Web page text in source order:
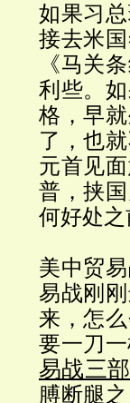
如果习
接去米
《马关
利些。
格，早
了，也
元首见
普，挟
何好处之
美中贸
易战刚
来，怎
要一刀
易战三
膊断腿